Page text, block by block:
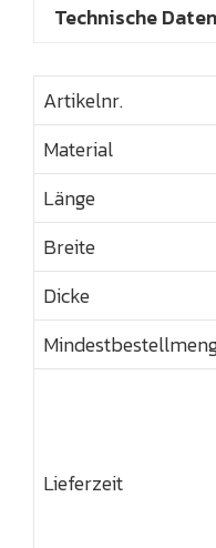
Technische Daten
Artikelnr.
Material
Länge
Breite
Dicke
Lieferzeit